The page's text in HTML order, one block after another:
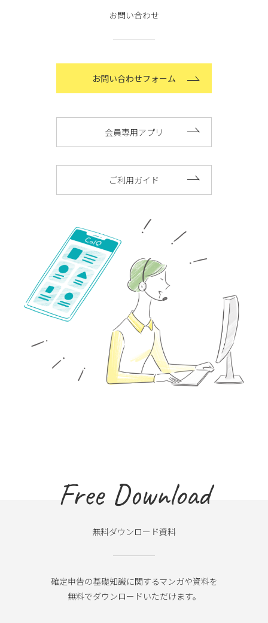
お問い合わせ
お問い合わせフォーム
会員専用アプリ
ご利用ガイド
Free Download
無料ダウンロード資料
確定申告の基礎知識に関するマンガや資料を
無料でダウンロードいただけます。